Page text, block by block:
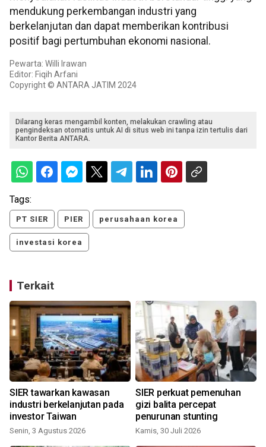
mendukung perkembangan industri yang
berkelanjutan dan dapat memberikan kontribusi
positif bagi pertumbuhan ekonomi nasional.
Pewarta: Willi Irawan
Editor: Fiqih Arfani
Copyright © ANTARA JATIM 2024
Dilarang keras mengambil konten, melakukan crawling atau
pengindeksan otomatis untuk AI di situs web ini tanpa izin tertulis dari
Kantor Berita ANTARA.
Tags:
PT SIER PIER perusahaan korea
investasi korea
Terkait
SIER tawarkan kawasan
industri berkelanjutan pada
investor Taiwan
Senin, 3 Agustus 2026
SIER perkuat pemenuhan
gizi balita percepat
penurunan stunting
Kamis, 30 Juli 2026